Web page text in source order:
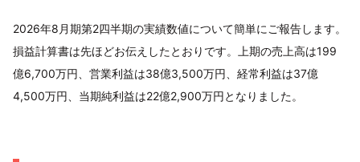
2026年8月期第2四半期の実績数値について簡単にご報告します。
損益計算書は先ほどお伝えしたとおりです。上期の売上高は199
億6,700万円、営業利益は38億3,500万円、経常利益は37億
4,500万円、当期純利益は22億2,900万円となりました。